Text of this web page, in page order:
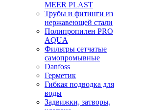
MEER PLAST
Трубы и фитинги из
нержавеющей стали
Полипропилен PRO
AQUA
Фильтры сетчатые
самопромывные
Danfoss
Герметик
Гибкая подводка для
воды
Задвижки, затворы,